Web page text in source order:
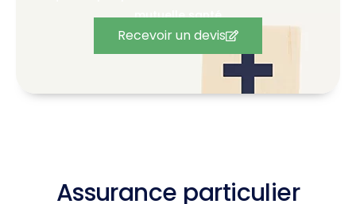
mutuelle santé
Recevoir un devis
Assurance particulier